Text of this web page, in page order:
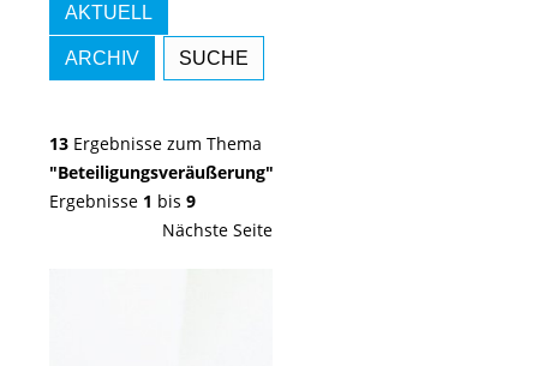
AKTUELL
ARCHIV SUCHE
13 Ergebnisse zum Thema
"Beteiligungsveräußerung"
Ergebnisse 1 bis 9
Nächste Seite